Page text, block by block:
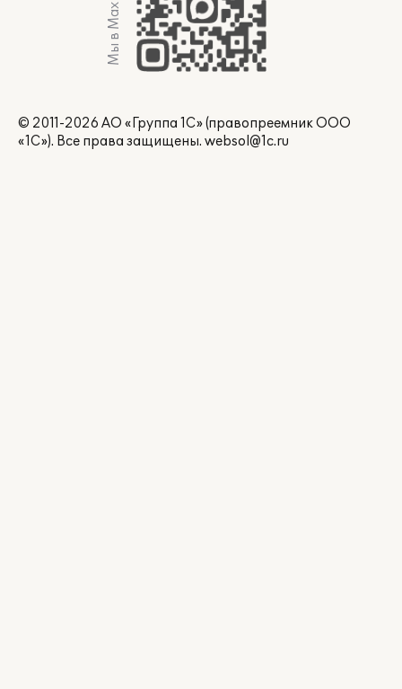
Мы в Max
© 2011-2026 АО «Группа 1С» (правопреемник ООО
«1С»). Все права защищены. websol@1c.ru